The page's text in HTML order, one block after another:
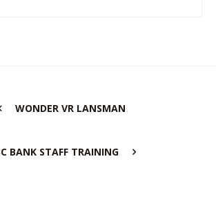
WONDER VR LANSMAN
BANK STAFF TRAINING